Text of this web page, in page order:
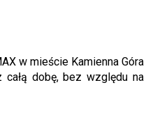
w mieście Kamienna Góra
dobę, bez względu na